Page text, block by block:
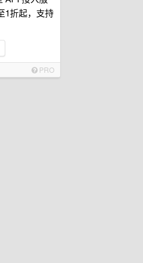
1折起，支持
PRO